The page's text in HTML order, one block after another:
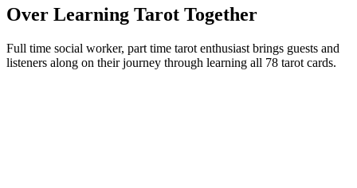
Over Learning Tarot Together
Full time social worker, part time tarot enthusiast brings guests and
listeners along on their journey through learning all 78 tarot cards.